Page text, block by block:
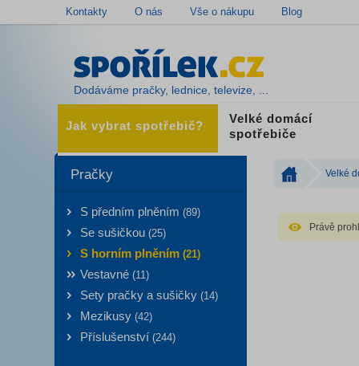
Kontakty O nás Vše o nákupu Blog
Dodáváme pračky, lednice, televize, ...
Jak vybrat spotřebič?
Velké domácí
spotřebiče
Velké
Právě
Pračky
S předním plněním (89)
Se sušičkou (25)
S horním plněním (21)
Vestavné (11)
Sety pračky a sušičky (14)
Mezikusy (42)
Příslušenství (244)